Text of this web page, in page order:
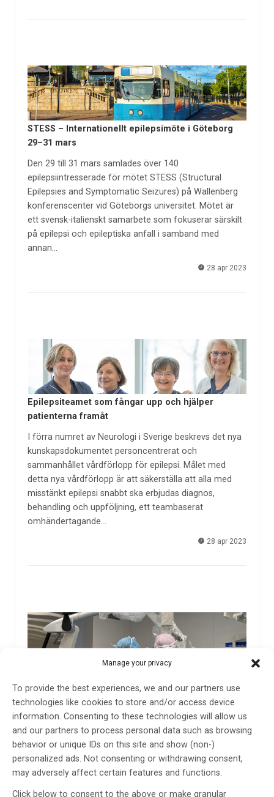
Manage your privacy
To provide the best experiences, we and our partners use
technologies like cookies to store and/or access device
information. Consenting to these technologies will allow us
and our partners to process personal data such as browsing
behavior or unique IDs on this site and show (non-)
personalized ads. Not consenting or withdrawing consent,
may adversely affect certain features and functions.
Click below to consent to the above or make granular
STESS – Internationellt epilepsimöte i Göteborg
29–31 mars
Den 29 till 31 mars samlades över 140
epilepsiintresserade för mötet STESS (Structural
Epilepsies and Symptomatic Seizures) på Wallenberg
konferenscenter vid Göteborgs universitet. Mötet är
ett svensk-italienskt samarbete som fokuserar särskilt
på epilepsi och epileptiska anfall i samband med
annan…
28 apr 2023
Epilepsiteamet som fångar upp och hjälper
patienterna framåt
I förra numret av Neurologi i Sverige beskrevs det nya
kunskapsdokumentet personcentrerat och
sammanhållet vårdförlopp för epilepsi. Målet med
detta nya vårdförlopp är att säkerställa att alla med
misstänkt epilepsi snabbt ska erbjudas diagnos,
behandling och uppföljning, ett teambaserat
omhändertagande…
28 apr 2023
Nu har 100 patienter opererats i den